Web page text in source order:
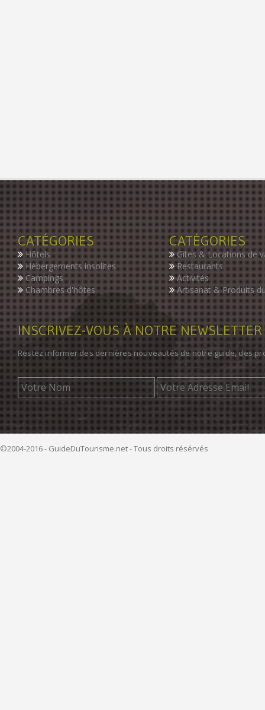
CATÉGORIES
Hôtels
Hébergements insolites
Campings
Chambres d'hôtes
CATÉGORIES
Gîtes & Locations de
Restaurants
Activités
Artisanat & Produits
INSCRIVEZ-VOUS À NOTRE NEWSLETTER
Restez informer des dernières nouveautés de notre guide, des
©2004-2016 - GuideDuTourisme.net - Tous droits résérvés